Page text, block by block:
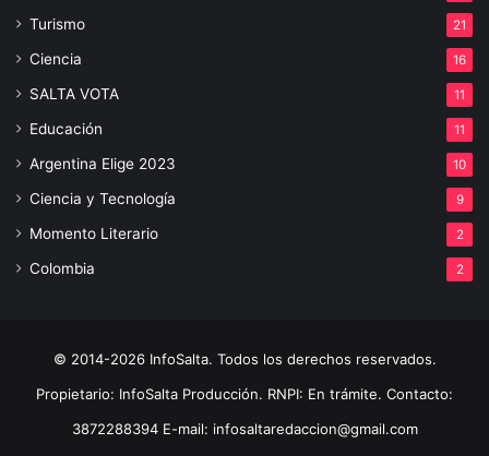
Turismo 21
Ciencia 16
SALTA VOTA 11
Educación 11
Argentina Elige 2023 10
Ciencia y Tecnología 9
Momento Literario 2
Colombia 2
© 2014-2026 InfoSalta. Todos los derechos reservados.
Propietario: InfoSalta Producción. RNPI: En trámite. Contacto:
3872288394 E-mail: infosaltaredaccion@gmail.com